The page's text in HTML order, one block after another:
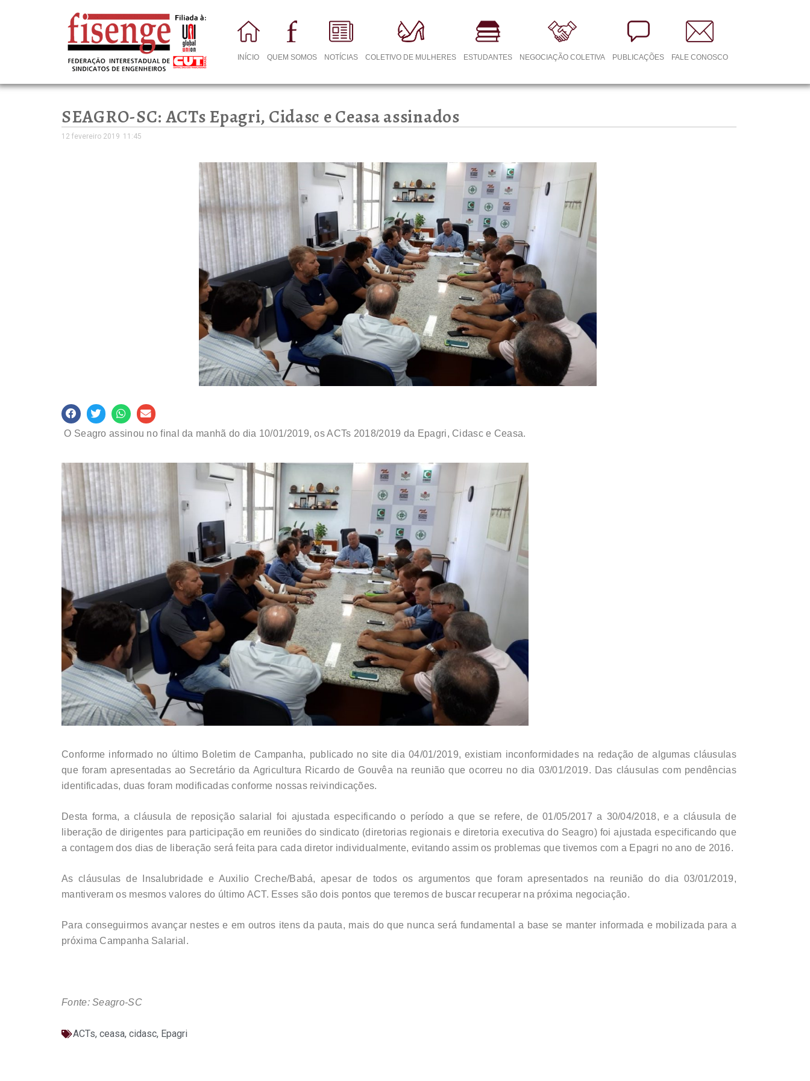
INÍCIO QUEM SOMOS NOTÍCIAS COLETIVO DE MULHERES ESTUDANTES NEGOCIAÇÃO COLETIVA PUBLICAÇÕES FALE CONOSCO
SEAGRO-SC: ACTs Epagri, Cidasc e Ceasa assinados
12 fevereiro 2019 11:45
O Seagro assinou no final da manhã do dia 10/01/2019, os ACTs 2018/2019 da Epagri, Cidasc e Ceasa.
Conforme informado no último Boletim de Campanha, publicado no site dia 04/01/2019, existiam inconformidades na redação de algumas cláusulas
que foram apresentadas ao Secretário da Agricultura Ricardo de Gouvêa na reunião que ocorreu no dia 03/01/2019. Das cláusulas com pendências
identificadas, duas foram modificadas conforme nossas reivindicações.
Desta forma, a cláusula de reposição salarial foi ajustada especificando o período a que se refere, de 01/05/2017 a 30/04/2018, e a cláusula de
liberação de dirigentes para participação em reuniões do sindicato (diretorias regionais e diretoria executiva do Seagro) foi ajustada especificando que
a contagem dos dias de liberação será feita para cada diretor individualmente, evitando assim os problemas que tivemos com a Epagri no ano de 2016.
As cláusulas de Insalubridade e Auxilio Creche/Babá, apesar de todos os argumentos que foram apresentados na reunião do dia 03/01/2019,
mantiveram os mesmos valores do último ACT. Esses são dois pontos que teremos de buscar recuperar na próxima negociação.
Para conseguirmos avançar nestes e em outros itens da pauta, mais do que nunca será fundamental a base se manter informada e mobilizada para a
próxima Campanha Salarial.
Fonte: Seagro-SC
ACTs, ceasa, cidasc, Epagri